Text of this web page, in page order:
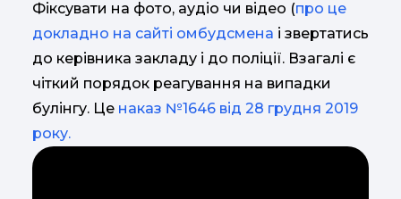
Фіксувати на фото, аудіо чи відео (про це
докладно на сайті омбудсмена і звертатись
до керівника закладу і до поліції. Взагалі є
чіткий порядок реагування на випадки
булінгу. Це наказ №1646 від 28 грудня 2019
року.